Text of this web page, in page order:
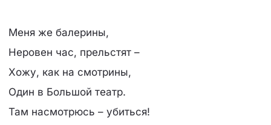
Меня же балерины,
Неровен час, прельстят –
Хожу, как на смотрины,
Один в Большой театр.
Там насмотрюсь – убиться!